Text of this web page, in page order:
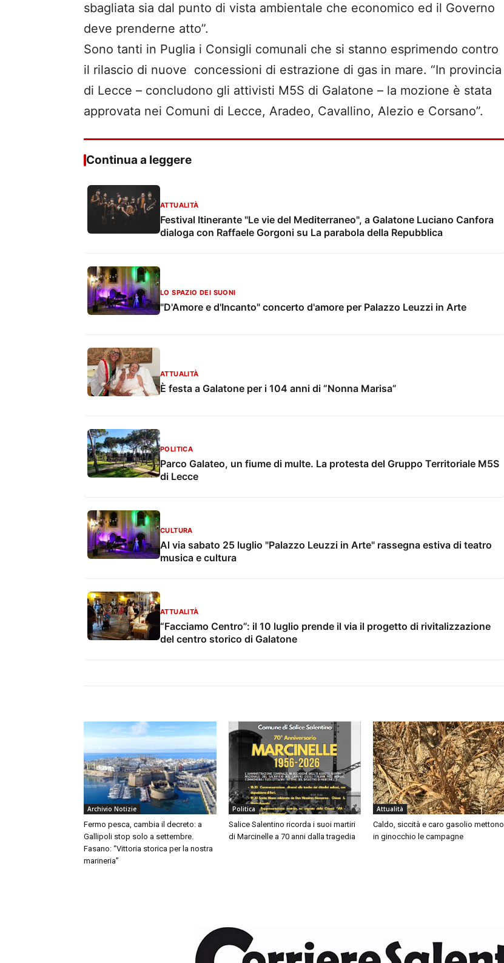
sbagliata sia dal punto di vista ambientale che economico ed il Governo
deve prenderne atto”.
Sono tanti in Puglia i Consigli comunali che si stanno esprimendo contro
il rilascio di nuove concessioni di estrazione di gas in mare. “In provincia
di Lecce – concludono gli attivisti M5S di Galatone – la mozione è stata
approvata nei Comuni di Lecce, Aradeo, Cavallino, Alezio e Corsano”.
Continua a leggere
ATTUALITÀ
Festival Itinerante "Le vie del Mediterraneo", a Galatone Luciano Canfora
dialoga con Raffaele Gorgoni su La parabola della Repubblica
LO SPAZIO DEI SUONI
"D'Amore e d'Incanto" concerto d'amore per Palazzo Leuzzi in Arte
ATTUALITÀ
È festa a Galatone per i 104 anni di “Nonna Marisa”
POLITICA
Parco Galateo, un fiume di multe. La protesta del Gruppo Territoriale M5S
di Lecce
CULTURA
Al via sabato 25 luglio "Palazzo Leuzzi in Arte" rassegna estiva di teatro
musica e cultura
ATTUALITÀ
“Facciamo Centro”: il 10 luglio prende il via il progetto di rivitalizzazione
del centro storico di Galatone
Archivio Notizie
Fermo pesca, cambia il decreto: a
Gallipoli stop solo a settembre.
Fasano: “Vittoria storica per la nostra
marineria”
Politica
Salice Salentino ricorda i suoi martiri
di Marcinelle a 70 anni dalla tragedia
Attualità
Caldo, siccità e caro gasolio mettono
in ginocchio le campagne